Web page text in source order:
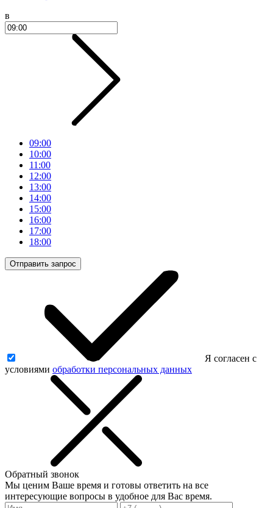
в
09:00
10:00
11:00
12:00
13:00
14:00
15:00
16:00
17:00
18:00
Отправить запрос
Я согласен с
условиями обработки персональных данных
Обратный звонок
Мы ценим Ваше время и готовы ответить на все
интересующие вопросы в удобное для Вас время.